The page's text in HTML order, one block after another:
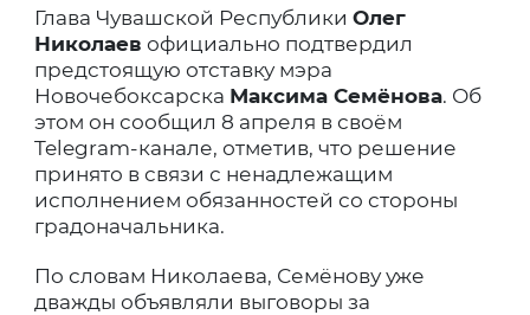
Глава Чувашской Республики Олег
Николаев официально подтвердил
предстоящую отставку мэра
Новочебоксарска Максима Семёнова. Об
этом он сообщил 8 апреля в своём
Telegram-канале, отметив, что решение
принято в связи с ненадлежащим
исполнением обязанностей со стороны
градоначальника.
По словам Николаева, Семёнову уже
дважды объявляли выговоры за